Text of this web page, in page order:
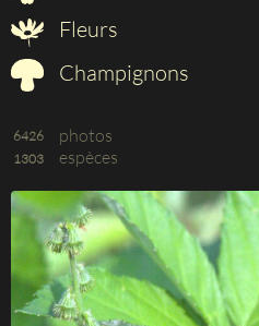
Fleurs
Champignons
6426 photos
1303 espèces